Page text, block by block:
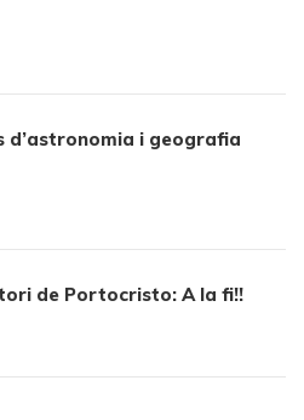
d’astronomia i geografia
de Portocristo: A la fi!!